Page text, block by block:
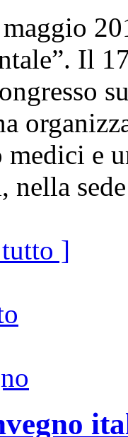
maggio
Il
medici e
nella
]